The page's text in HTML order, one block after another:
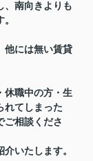
、南向きよりも
他には無い賃貸
休職中の方・生
れてしまった
ご相談くださ
いたします。